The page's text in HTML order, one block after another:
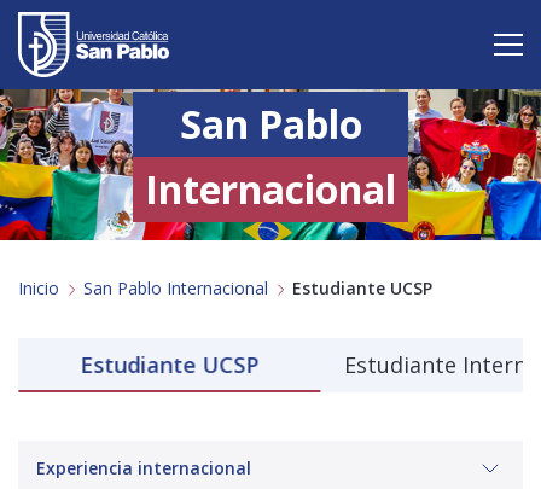
Vive San Pablo
Admisión
Carreras
Postgrado
Servicio y proyección a la sociedad
San Pablo
Internacional
Inicio San Pablo Internacional Estudiante UCSP
Estudiante UCSP Estudiante
Experiencia internacional